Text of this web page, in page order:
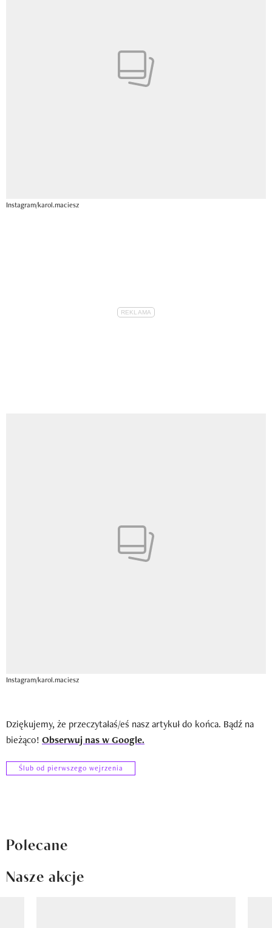
Instagram/karol.maciesz
Instagram/karol.maciesz
Dziękujemy, że przeczytałaś/eś nasz artykuł do końca. Bądź na
bieżąco! Obserwuj nas w Google.
Ślub od pierwszego wejrzenia
Polecane
Nasze akcje